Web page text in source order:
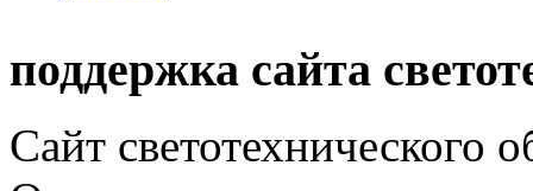
поддержка сайта
Сайт светотехнического